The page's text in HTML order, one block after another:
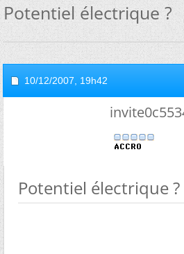
Potentiel électrique ?
10/12/2007, 19h42
Potentiel électrique ?